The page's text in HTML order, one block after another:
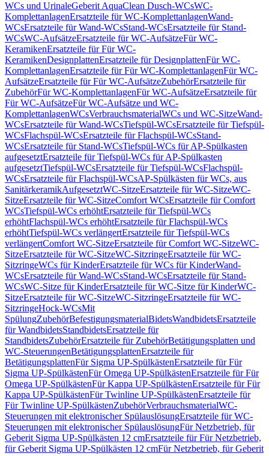
WCs und UrinaleGeberit AquaClean Dusch-WCsWC-
KomplettanlagenErsatzteile für WC-KomplettanlagenWand-
WCsErsatzteile für Wand-WCsStand-WCsErsatzteile für Stand-
WCsWC-AufsätzeErsatzteile für WC-AufsätzeFür WC-
KeramikenErsatzteile für Für WC-
KeramikenDesignplattenErsatzteile für DesignplattenFür WC-
KomplettanlagenErsatzteile für Für WC-KomplettanlagenFür WC-
AufsätzeErsatzteile für Für WC-AufsätzeZubehörErsatzteile für
ZubehörFür WC-KomplettanlagenFür WC-AufsätzeErsatzteile für
Für WC-AufsätzeFür WC-Aufsätze und WC-
KomplettanlagenWCsVerbrauchsmaterialWCs und WC-SitzeWand-
WCsErsatzteile für Wand-WCsTiefspül-WCsErsatzteile für Tiefspül-
WCsFlachspül-WCsErsatzteile für Flachspül-WCsStand-
WCsErsatzteile für Stand-WCsTiefspül-WCs für AP-Spülkasten
aufgesetztErsatzteile für Tiefspül-WCs für AP-Spülkasten
aufgesetztTiefspül-WCsErsatzteile für Tiefspül-WCsFlachspül-
WCsErsatzteile für Flachspül-WCsAP-Spülkästen für WCs, aus
SanitärkeramikAufgesetztWC-SitzeErsatzteile für WC-SitzeWC-
SitzeErsatzteile für WC-SitzeComfort WCsErsatzteile für Comfort
WCsTiefspül-WCs erhöhtErsatzteile für Tiefspül-WCs
erhöhtFlachspül-WCs erhöhtErsatzteile für Flachspül-WCs
erhöhtTiefspül-WCs verlängertErsatzteile für Tiefspül-WCs
verlängertComfort WC-SitzeErsatzteile für Comfort WC-SitzeWC-
SitzeErsatzteile für WC-SitzeWC-SitzringeErsatzteile für WC-
SitzringeWCs für KinderErsatzteile für WCs für KinderWand-
WCsErsatzteile für Wand-WCsStand-WCsErsatzteile für Stand-
WCsWC-Sitze für KinderErsatzteile für WC-Sitze für KinderWC-
SitzeErsatzteile für WC-SitzeWC-SitzringeErsatzteile für WC-
SitzringeHock-WCsMit
SpülungZubehörBefestigungsmaterialBidetsWandbidetsErsatzteile
für WandbidetsStandbidetsErsatzteile für
StandbidetsZubehörErsatzteile für ZubehörBetätigungsplatten und
WC-SteuerungenBetätigungsplattenErsatzteile für
BetätigungsplattenFür Sigma UP-SpülkästenErsatzteile für Für
Sigma UP-SpülkästenFür Omega UP-SpülkästenErsatzteile für Für
Omega UP-SpülkästenFür Kappa UP-SpülkästenErsatzteile für Für
Kappa UP-SpülkästenFür Twinline UP-SpülkästenErsatzteile für
Für Twinline UP-SpülkästenZubehörVerbrauchsmaterialWC-
Steuerungen mit elektronischer SpülauslösungErsatzteile für WC-
Steuerungen mit elektronischer SpülauslösungFür Netzbetrieb, für
Geberit Sigma UP-Spülkästen 12 cmErsatzteile für Für Netzbetrieb,
für Geberit Sigma UP-Spülkästen 12 cmFür Netzbetrieb, für Geberit